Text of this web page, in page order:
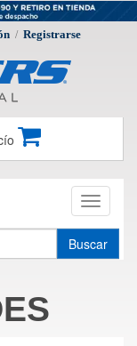
/ Registrarse
Toggle
Buscar